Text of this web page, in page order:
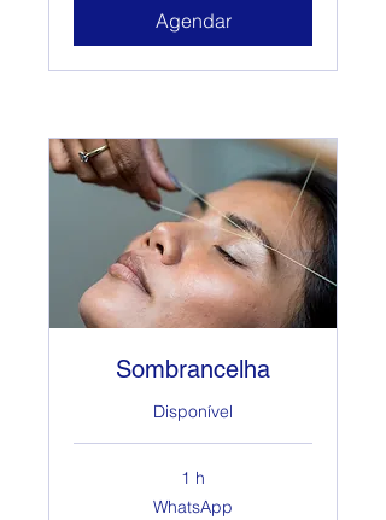
Agendar
Sombrancelha
Disponível
1 h
WhatsApp